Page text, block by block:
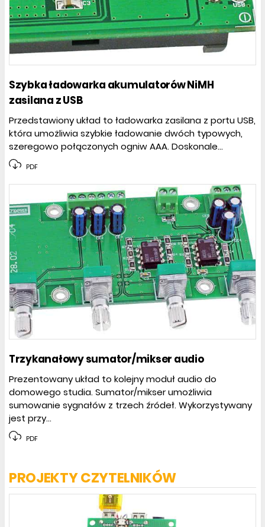
Szybka ładowarka akumulatorów NiMH
zasilana z USB
Przedstawiony układ to ładowarka zasilana z portu USB,
która umożliwia szybkie ładowanie dwóch typowych,
szeregowo połączonych ogniw AAA. Doskonale...
PDF
Trzykanałowy sumator/mikser audio
Prezentowany układ to kolejny moduł audio do
domowego studia. Sumator/mikser umożliwia
sumowanie sygnałów z trzech źródeł. Wykorzystywany
jest przy...
PDF
PROJEKTY CZYTELNIKÓW